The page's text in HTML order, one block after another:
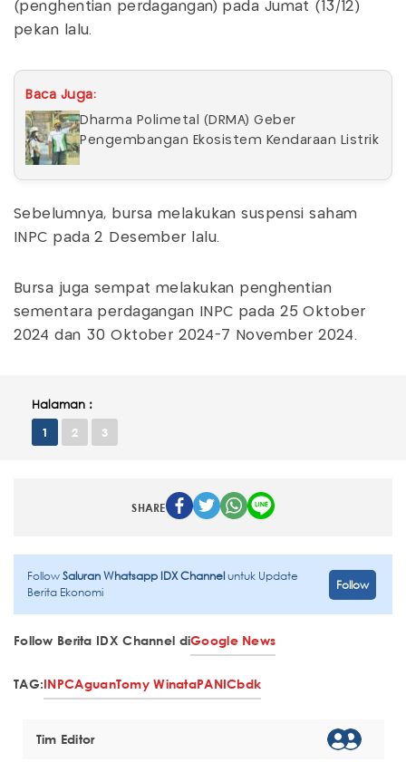
(penghentian perdagangan) pada Jumat (13/12)
pekan lalu.
Baca Juga:
Dharma Polimetal (DRMA) Geber
Pengembangan Ekosistem Kendaraan Listrik
Sebelumnya, bursa melakukan suspensi saham
INPC pada 2 Desember lalu.
Bursa juga sempat melakukan penghentian
sementara perdagangan INPC pada 25 Oktober
2024 dan 30 Oktober 2024-7 November 2024.
Halaman :
1 2 3
SHARE
FollowSaluran Whatsapp IDX Channeluntuk Update
Berita Ekonomi
Follow
Follow Berita IDX Channel diGoogle News
TAG:INPCAguanTomy WinataPANICbdk
Tim Editor